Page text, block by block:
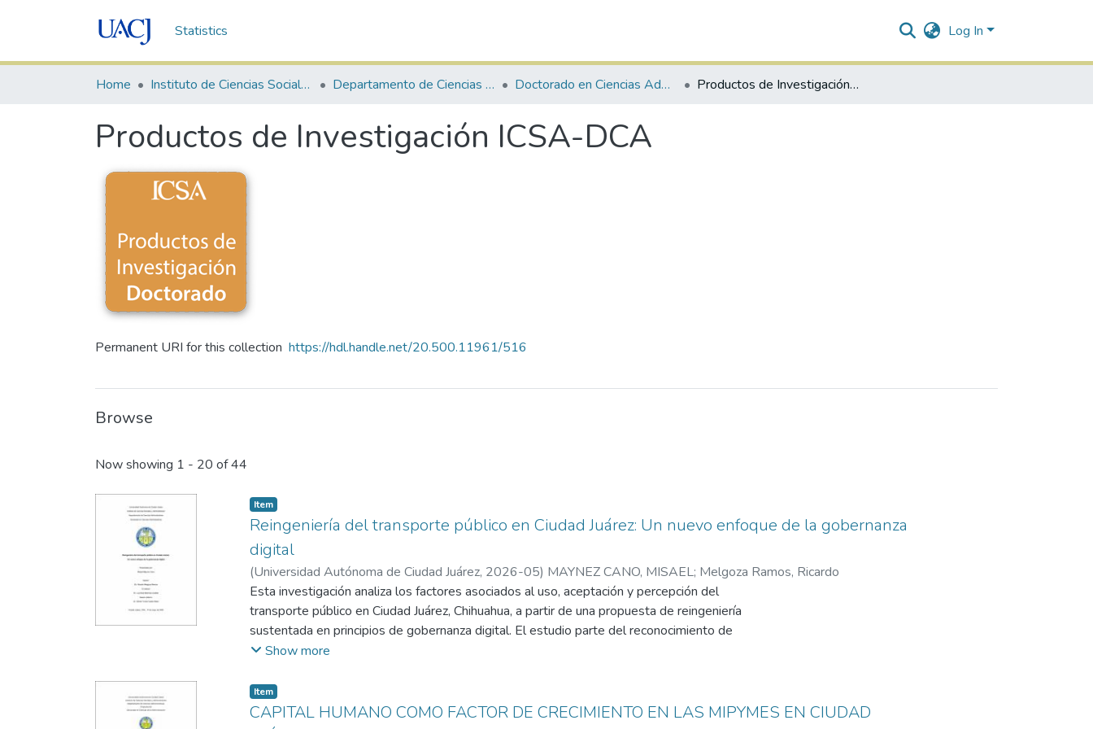
Statistics Log In
Home Instituto de Ciencias Sociales y Administración Departamento de Ciencias Administrativas Doctorado en Ciencias Administrativas Productos de Investigación ICSA-DCA
Productos de Investigación ICSA-DCA
Permanent URI for this collection https://hdl.handle.net/20.500.11961/516
Browse
Recent Submissions
Now showing 1 - 20 of 44
Item
Reingeniería del transporte público en Ciudad Juárez: Un nuevo enfoque de la gobernanza
digital
(Universidad Autónoma de Ciudad Juárez, 2026-05) MAYNEZ CANO, MISAEL; Melgoza Ramos, Ricardo
Esta investigación analiza los factores asociados al uso, aceptación y percepción del
transporte público en Ciudad Juárez, Chihuahua, a partir de una propuesta de reingeniería
sustentada en principios de gobernanza digital. El estudio parte del reconocimiento de
problemáticas estructurales relacionadas con baja calidad percibida, limitada accesibilidad,
Metodológicamente, se adopta un enfoque cuantitativo, transversal y de alcance
asociacional, basado en encuestas aplicadas a usuarios y no usuarios del transporte público. A
Show more
Item
CAPITAL HUMANO COMO FACTOR DE CRECIMIENTO EN LAS MIPYMES EN CIUDAD